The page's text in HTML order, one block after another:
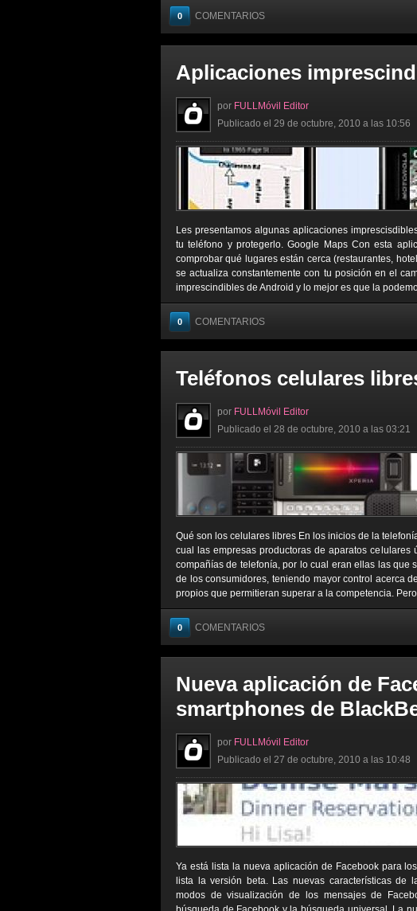
0 COMENTARIOS
Aplicaciones
por FULLMóvil Editor
Publicado el 29 de octubre, 2010 a las 10:56
Les presentamos algunas aplicaciones
tu teléfono y protegerlo. Google Maps Con esta
comprobar qué lugares están cerca (restaurantes,
se actualiza constantemente con tu posición en el
imprescindibles de Android y lo mejor es que la
0 COMENTARIOS
Teléfonos celulares
por FULLMóvil Editor
Publicado el 28 de octubre, 2010 a las 03:21
Qué son los celulares libres En los inicios de la
cual las empresas productoras de aparatos
compañías de telefonía, por lo cual eran ellas las
de los consumidores, teniendo mayor control acerca
propios que permitieran superar a la competencia.
0 COMENTARIOS
Nueva aplicación de
smartphones de
por FULLMóvil Editor
Publicado el 27 de octubre, 2010 a las 10:48
Ya está lista la nueva aplicación de Facebook para
lista la versión beta. Las nuevas características de
modos de visualización de los mensajes de